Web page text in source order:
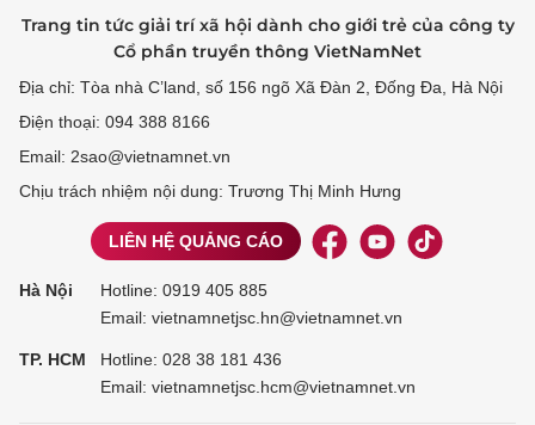
Trang tin tức giải trí xã hội dành cho giới trẻ của công ty
Cổ phần truyền thông VietNamNet
Địa chỉ: Tòa nhà C’land, số 156 ngõ Xã Đàn 2, Đống Đa, Hà Nội
Điện thoại: 094 388 8166
Email: 2sao@vietnamnet.vn
Chịu trách nhiệm nội dung: Trương Thị Minh Hưng
LIÊN HỆ QUẢNG CÁO
Hà Nội Hotline: 0919 405 885
Email: vietnamnetjsc.hn@vietnamnet.vn
TP. HCM Hotline: 028 38 181 436
Email: vietnamnetjsc.hcm@vietnamnet.vn